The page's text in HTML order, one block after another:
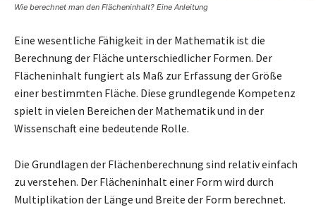
Wie berechnet man den Flächeninhalt? Eine Anleitung
Eine wesentliche Fähigkeit in der Mathematik ist die
Berechnung der Fläche unterschiedlicher Formen. Der
Flächeninhalt fungiert als Maß zur Erfassung der Größe
einer bestimmten Fläche. Diese grundlegende Kompetenz
spielt in vielen Bereichen der Mathematik und in der
Wissenschaft eine bedeutende Rolle.
Die Grundlagen der Flächenberechnung sind relativ einfach
zu verstehen. Der Flächeninhalt einer Form wird durch
Multiplikation der Länge und Breite der Form berechnet.